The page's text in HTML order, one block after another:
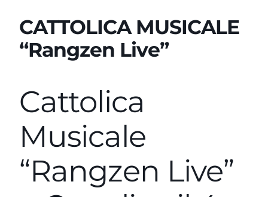
CATTOLICA MUSICALE
“Rangzen Live”
Cattolica
Musicale
“Rangzen Live”